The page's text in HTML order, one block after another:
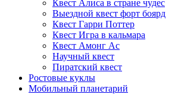
Квест Алиса в стране чудес
Выездной квест форт боярд
Квест Гарри Поттер
Квест Игра в кальмара
Квест Амонг Ас
Научный квест
Пиратский квест
Ростовые куклы
Мобильный планетарий